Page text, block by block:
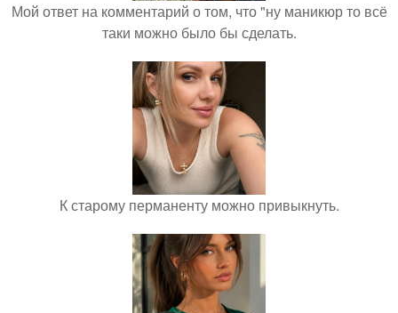
Мой ответ на комментарий о том, что "ну маникюр то всё
таки можно было бы сделать.
К старому перманенту можно привыкнуть.